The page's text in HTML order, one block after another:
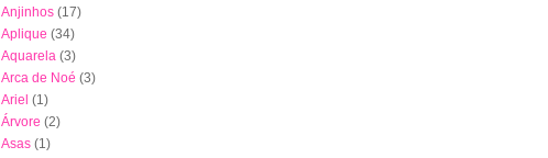
Anjinhos (17)
Aplique (34)
Aquarela (3)
Arca de Noé (3)
Ariel (1)
Árvore (2)
Asas (1)